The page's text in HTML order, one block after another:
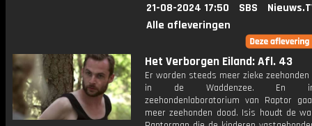
21-08-2024 17:50 SBS
Alle afleveringen
Het Verborgen Eiland: Afl. 43
Er worden steeds meer zieke zeehonden
in de Waddenzee. En
zeehondenlaboratorium van Raptor
meer zeehonden dood. Isis houdt de